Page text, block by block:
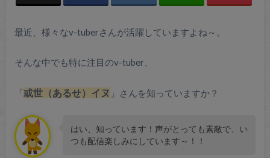
最近、様々なv-tuberさんが活躍していますよね～。
そんな中でも特に注目のv-tuber、
「或世（あるせ）イヌ 」さんを知っていますか？
はい、知っています！声がとっても素敵で、い
つも配信楽しみにしています～！！